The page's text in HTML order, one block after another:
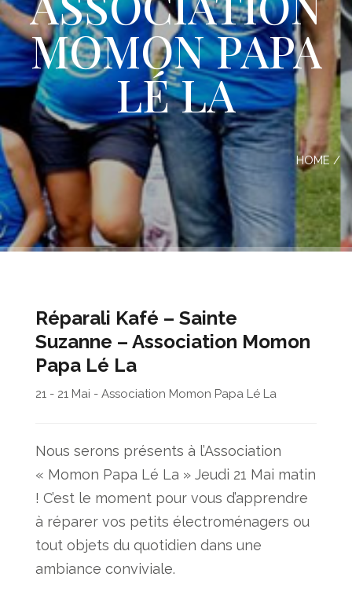
MOMON PAPA
LÉ LA
HOME /
Réparali Kafé – Sainte
Suzanne – Association Momon
Papa Lé La
21 - 21 Mai - Association Momon Papa Lé La
Nous serons présents à l’Association
« Momon Papa Lé La » Jeudi 21 Mai matin
! C’est le moment pour vous d’apprendre
à réparer vos petits électroménagers ou
tout objets du quotidien dans une
ambiance conviviale.